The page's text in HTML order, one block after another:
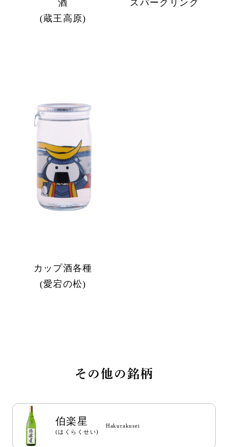
酒
(蔵王高原)
スパークリング
カップ酒各種
(愛宕の松)
その他の銘柄
伯楽星
(はくらくせい)
Hakurakusei